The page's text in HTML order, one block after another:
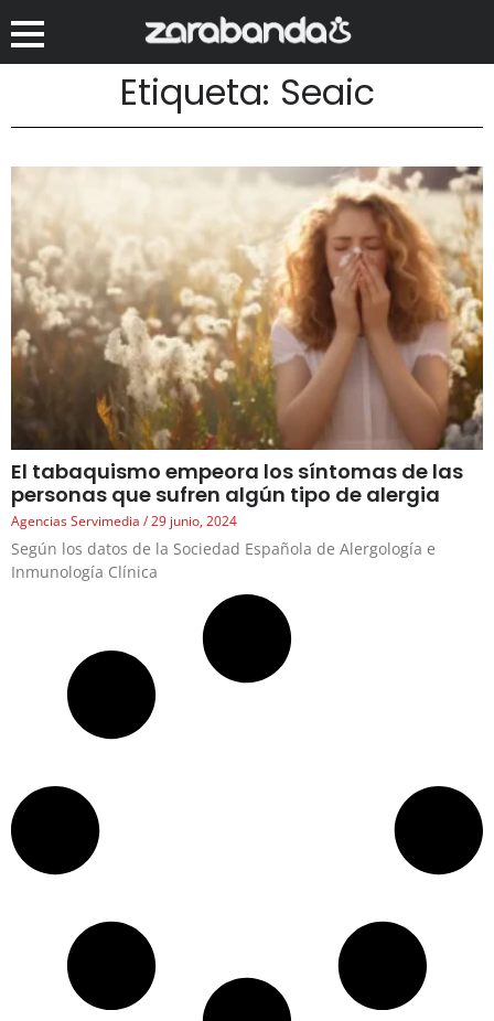
Etiqueta: Seaic
El tabaquismo empeora los síntomas de las
personas que sufren algún tipo de alergia
Agencias Servimedia 29 junio, 2024
Según los datos de la Sociedad Española de Alergología e
Inmunología Clínica